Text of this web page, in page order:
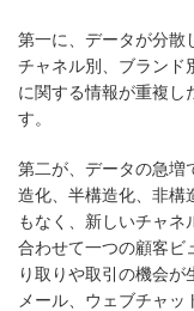
第一に、データが分散
チャネル別、ブランド
に関する情報が重複し
す。
第二が、データの急増
造化、半構造化、非構
もなく、新しいチャネ
合わせて一つの顧客ビ
り取りや取引の機会
メール、ウェブチャ